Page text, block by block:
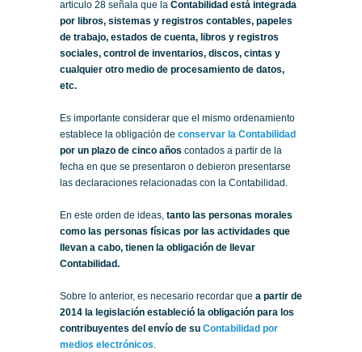
articulo 28 señala que la Contabilidad está integrada
por libros, sistemas y registros contables, papeles
de trabajo, estados de cuenta, libros y registros
sociales, control de inventarios, discos, cintas y
cualquier otro medio de procesamiento de datos,
etc.
Es importante considerar que el mismo ordenamiento
establece la obligación de conservar la Contabilidad
por un plazo de cinco años contados a partir de la
fecha en que se presentaron o debieron presentarse
las declaraciones relacionadas con la Contabilidad.
En este orden de ideas, tanto las personas morales
como las personas físicas por las actividades que
llevan a cabo, tienen la obligación de llevar
Contabilidad.
Sobre lo anterior, es necesario recordar que a partir de
2014 la legislación estableció la obligación para los
contribuyentes del envío de su Contabilidad por
medios electrónicos.